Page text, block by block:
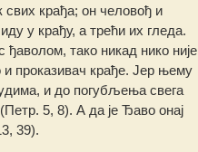
свих крађа; он человођ и
у крађу, а трећи их гледа.
тако никад нико није
проказивач крађе. Јер њему
и до погубљења свега
5, 8). А да је Ђаво онај
39).